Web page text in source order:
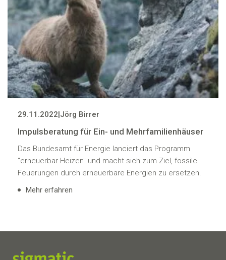
29.11.2022|Jörg Birrer
Impulsberatung für Ein- und Mehrfamilienhäuser
Das Bundesamt für Energie lanciert das Programm
"erneuerbar Heizen" und macht sich zum Ziel, fossile
Feuerungen durch erneuerbare Energien zu ersetzen.
Mehr erfahren